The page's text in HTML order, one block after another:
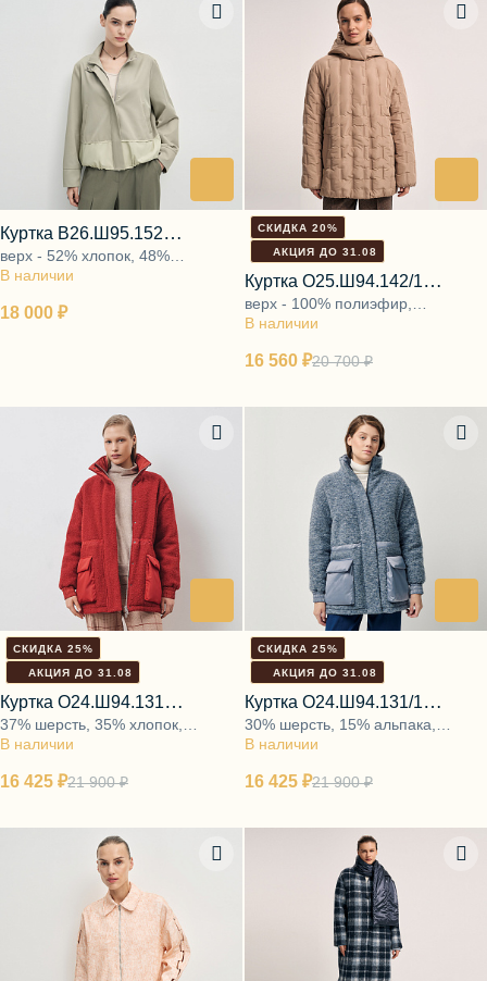
18 000 ₽
В наличии
Куртка В26.Ш95.152
эвкалиптовое поле
верх - 52% хлопок, 48%
полиэстер и 100% полиэстер,
полиэстер
СКИДКА 20%
АКЦИЯ ДО 31.08
16 560 ₽20 700 ₽
В наличии
Куртка О25.Ш94.142/1
пустынный рассвет
верх - 100% полиэфир,
подкладка - 48% вискоза, 52%
полиэфир
СКИДКА 25%
АКЦИЯ ДО 31.08
16 425 ₽21 900 ₽
В наличии
Куртка О24.Ш94.131
калоглосса
37% шерсть, 35% хлопок,
28%полиэфир,подкладка
100%полиэфир
СКИДКА 25%
АКЦИЯ ДО 31.08
16 425 ₽21 900 ₽
В наличии
Куртка О24.Ш94.131/1
дымчато-синий
30% шерсть, 15% альпака,
55%полиэфир,подкладка